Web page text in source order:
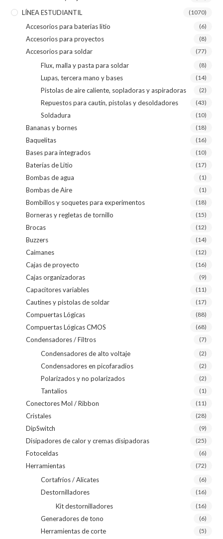
LÍNEA ESTUDIANTIL (1070)
Accesorios para baterias litio (6)
Accesorios para proyectos (8)
Accesorios para soldar (77)
Flux, malla y pasta para soldar (8)
Lupas, tercera mano y bases (14)
Pistolas de aire caliente, sopladoras y aspiradoras (2)
Repuestos para cautín, pistolas y desoldadores (43)
Soldadura (10)
Bananas y bornes (18)
Baquelitas (16)
Bases para integrados (10)
Baterías de Litio (17)
Bombas de agua (1)
Bombas de Aire (1)
Bombillos y soquetes para experimentos (18)
Borneras y regletas de tornillo (15)
Brocas (12)
Buzzers (14)
Caimanes (12)
Cajas de proyecto (16)
Cajas organizadoras (9)
Capacitores variables (11)
Cautines y pistolas de soldar (17)
Compuertas Lógicas (88)
Compuertas Lógicas CMOS (68)
Condensadores / Filtros (7)
Condensadores de alto voltaje (2)
Condensadores en picofaradios (2)
Polarizados y no polarizados (2)
Tantalios (1)
Conectores Mol / Ribbon (11)
Cristales (28)
DipSwitch (9)
Disipadores de calor y cremas disipadoras (25)
Fotoceldas (6)
Herramientas (72)
Cortafríos / Alicates (6)
Destornilladores (16)
Kit destornilladores (16)
Generadores de tono (6)
Herramientas de corte (5)